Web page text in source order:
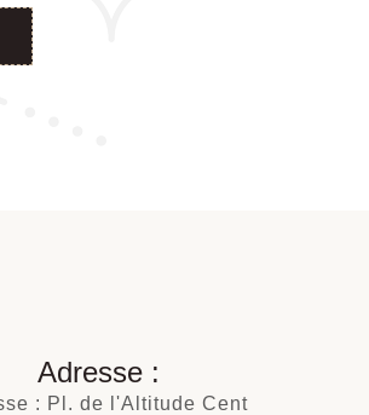
Adresse :
: Pl. de l'Altitude Cent